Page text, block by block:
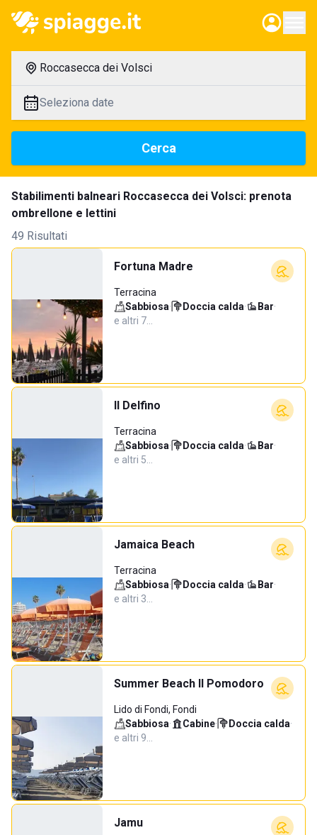
Roccasecca dei Volsci
Seleziona date
Cerca
Stabilimenti balneari Roccasecca dei Volsci: prenota
ombrellone e lettini
49 Risultati
Fortuna Madre
Terracina
Sabbiosa· Doccia calda· Bar·
e altri 7…
Il Delfino
Terracina
Sabbiosa· Doccia calda· Bar·
e altri 5…
Jamaica Beach
Terracina
Sabbiosa· Doccia calda· Bar·
e altri 3…
Summer Beach Il Pomodoro
Lido di Fondi, Fondi
Sabbiosa· Cabine· Doccia calda·
e altri 9…
Jamu